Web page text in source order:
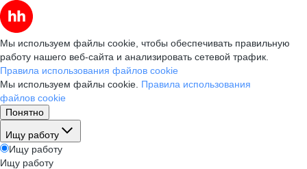
Мы используем файлы cookie, чтобы обеспечивать правильную
работу нашего веб-сайта и анализировать сетевой трафик.
Правила использования файлов cookie
Мы используем файлы cookie. Правила использования
файлов cookie
Понятно
Ищу работу
Ищу работу
Ищу работу